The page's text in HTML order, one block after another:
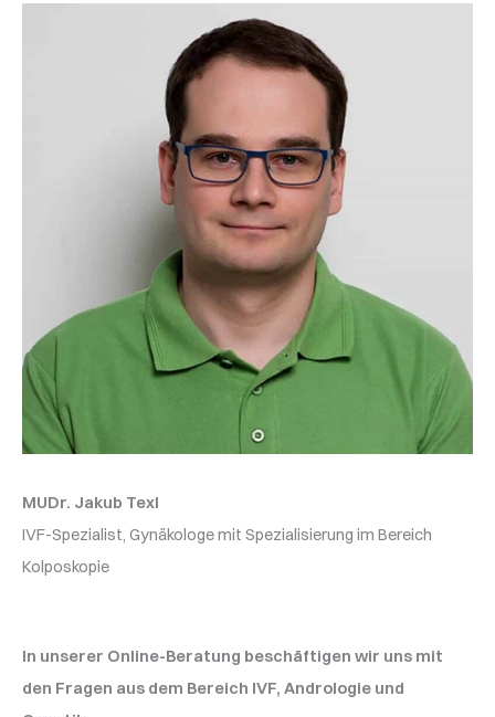
MUDr. Jakub Texl
IVF-Spezialist, Gynäkologe mit Spezialisierung im Bereich
Kolposkopie
In unserer Online-Beratung beschäftigen wir uns mit
den Fragen aus dem Bereich IVF, Andrologie und